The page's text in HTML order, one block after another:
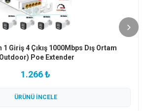
Kasa Kamera Güç Kaynağı Elektrik
Adaptörü
1.113 ₺
ÜRÜNÜ İNCELE